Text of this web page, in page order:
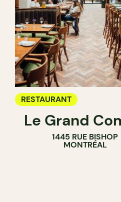
RESTAURANT
Le Grand
1445 RUE BISHOP
MONTRÉAL